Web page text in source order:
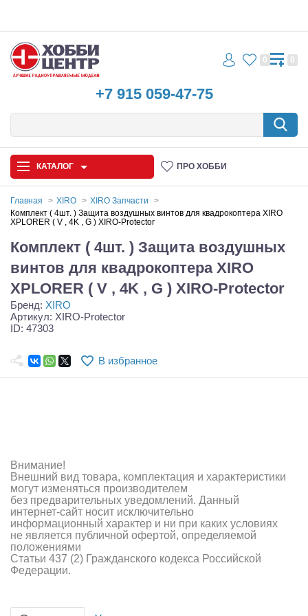
+7 915 059-47-75
0 0
КАТАЛОГ ПРО ХОББИ
Автомодели
Запчасти и аксессуары
Игрушки
Самолеты
Судомодели
Зарядные устройства и блоки питания
Двигатели
Технические жидкости
Инструмент,измерительные приборы,расходники
Главная XIRO
XIRO Запчасти
Комплект ( 4шт. ) Защита воздушных винтов для квадрокоптера XIRO
XPLORER ( V , 4K , G ) XIRO-Protector
Комплект ( 4шт. ) Защита воздушных
винтов для квадрокоптера XIRO
XPLORER ( V , 4K , G ) XIRO-Protector
Бренд: XIRO
Артикул: XIRO-Protector
ID: 47303
В избранное
Внимание!
Внешний вид товара, комплектация и характеристики
могут изменяться производителем
без предварительных уведомлений. Данный
интернет-сайт носит исключительно
информационный характер и ни при каких условиях
не является публичной офертой, определяемой
положениями
Статьи 437 (2) Гражданского кодекса Российской
Федерации.